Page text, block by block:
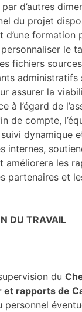
d’autres
du projet
d’une formation
le
fichiers
administratifs
assurer la
à l’égard de
de compte,
dynamique
internes,
améliorera les
partenaires et
DU TRAVAIL
du
et rapports de
personnel